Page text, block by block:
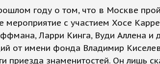
году о том, что в Москве
мероприятие с участием Хосе
Ларри Кинга, Вуди Аллена и
от имени фонда Владимир
приезда знаменитостей. Он лишь